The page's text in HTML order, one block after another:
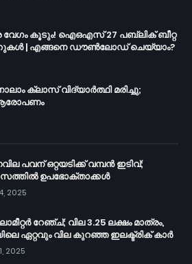
കൂടും! ഐഒഎസ് 27 പബ്ലിക് ബീറ്റ
| എങ്ങനെ ഡൗൺലോഡ് ചെയ്യാം?
ക്ലാസ് വിദ്യാർത്ഥി മരിച്ചു;
ആരോപണം
പവന് ഒറ്റയടിക്ക് വമ്പൻ ഇടിവ്;
ഉപഭോക്താക്കൾ
2025
റേഞ്ച്; വില 3.25 ലക്ഷം മാത്രം,
ഏറ്റവും വില കുറഞ്ഞ ഇലക്ട്രിക് കാർ
2025